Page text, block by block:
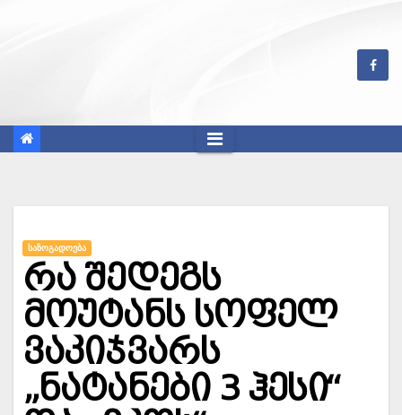
ᲡᲐᲖᲝᲒᲐᲓᲝᲔᲑᲐ
რა შედეგს
მოუტანს სოფელ
ვაკიჯვარს
„ნატანები 3 ჰესი“